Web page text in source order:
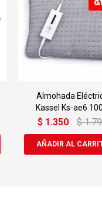
Almohada
Kassel Ks-ae6
$ 1.350 $